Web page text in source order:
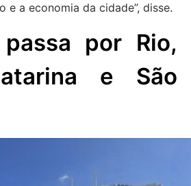
e a economia da cidade”, disse.
por Rio,
e São